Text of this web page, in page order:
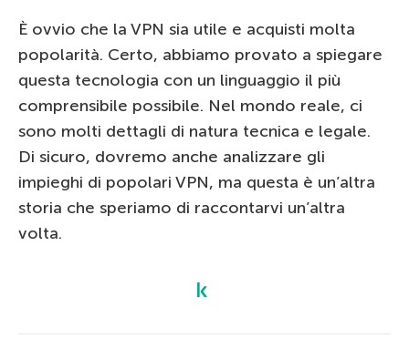
È ovvio che la VPN sia utile e acquisti molta
popolarità. Certo, abbiamo provato a spiegare
questa tecnologia con un linguaggio il più
comprensibile possibile. Nel mondo reale, ci
sono molti dettagli di natura tecnica e legale.
Di sicuro, dovremo anche analizzare gli
impieghi di popolari VPN, ma questa è un’altra
storia che speriamo di raccontarvi un’altra
volta.